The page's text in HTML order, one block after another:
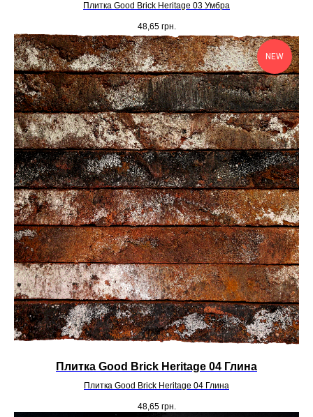
Плитка Good Brick Heritage 03 Умбра
48,65 грн.
NEW
Плитка Good Brick Heritage 04 Глина
Плитка Good Brick Heritage 04 Глина
48,65 грн.